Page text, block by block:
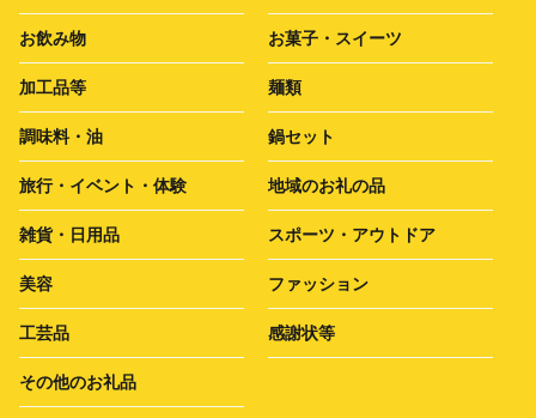
お飲み物 お菓子・スイーツ
加工品等 麺類
調味料・油 鍋セット
旅行・イベント・体験 地域のお礼の品
雑貨・日用品 スポーツ・アウトドア
美容 ファッション
工芸品 感謝状等
その他のお礼品